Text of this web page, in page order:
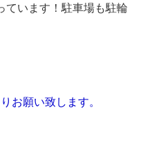
ています！駐車場も駐輪
お願い致します。